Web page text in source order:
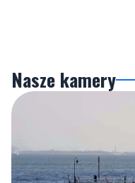
Nasze kamery